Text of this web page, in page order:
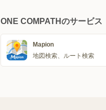
ONE COMPATHのサービス
Mapion
地図検索、ルート検索